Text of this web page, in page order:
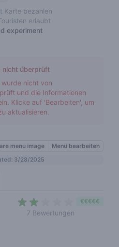
Karte bezahlen
erlaubt
experiment
nicht überprüft
nicht von
und die Informationen
Klicke auf 'Bearbeiten', um
aktualisieren.
menu image
Menü bearbeiten
3/28/2025
7 Bewertungen
€€€€€